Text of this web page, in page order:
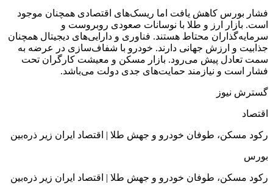
فشار بورس کاهش یافت اما ریسک‌های اقتصادی همچنان موجود
است. بازار ارز و طلا با نوسانات صعودی روبروست و
سرمایه‌گذاران محتاط هستند. فناوری و دارایی‌های دیجیتال همچنان
جذابیت و ارزش جهانی دارند. خودرو با شفاف‌سازی در عرضه به
سمت تعادل پیش می‌رود. بازار مسکن و معیشت کارگران تحت
فشار است و نیازمند حمایت‌های جدی دولت می‌باشد.
گسترش نیوز
اقتصاد
رکود مسکن، طوفان خودرو و جهش طلا | اقتصاد ایران زیر ذره‌بین
بورس
رکود مسکن، طوفان خودرو و جهش طلا | اقتصاد ایران زیر ذره‌بین